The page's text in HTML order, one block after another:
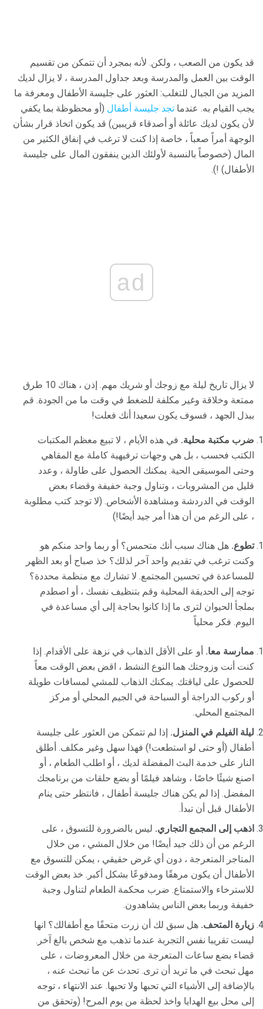
قد يكون من الصعب ، ولكن. لأنه بمجرد أن تتمكن من تقسيم
الوقت بين العمل والمدرسة وبعد جداول المدرسة ، لا يزال لديك
المزيد من الجبال للتغلب: العثور على جليسة الأطفال ومعرفة ما
يجب القيام به. عندما تجد جليسة أطفال (أو محظوظة بما يكفي
لأن يكون لديك عائلة أو أصدقاء قريبين) قد يكون اتخاذ قرار بشأن
الوجهة أمراً صعباً ، خاصة إذا كنت لا ترغب في إنفاق الكثير من
المال (خصوصاً بالنسبة لأولئك الذين ينفقون المال على جليسة
الأطفال) !).
ad
لا يزال تاريخ ليلة مع زوجك أو شريك مهم. إذن ، هناك 10 طرق
ممتعة وخلاقة وغير مكلفة للضغط في وقت ما من الجودة. قم
ببذل الجهد ، فسوف يكون سعيدا أنك فعلت!
ضرب مكتبة محلية. في هذه الأيام ، لا تبيع معظم المكتبات
الكتب فحسب ، بل هي وجهات ترفيهية كاملة مع المقاهي
وحتى الموسيقى الحية. يمكنك الحصول على طاولة ، وعدد
قليل من المشروبات ، وتناول وجبة خفيفة وقضاء بعض
الوقت في الدردشة ومشاهدة الأشخاص. (لا توجد كتب مطلوبة
، على الرغم من أن هذا أمر جيد أيضًا!)
تطوع. هل هناك سبب أنك متحمس؟ أو ربما واحد منكم هو
وكنت ترغب في تقديم واحد آخر لذلك؟ خذ صباح أو بعد الظهر
للمساعدة في تحسين المجتمع. لا تشارك مع منظمة محددة؟
توجه إلى الحديقة المحلية وقم بتنظيف نفسك ، أو اصطدم
بملجأ الحيوان لترى ما إذا كانوا بحاجة إلى أي مساعدة في
اليوم. فكر محلياً
ممارسة معا. أو على الأقل الذهاب في نزهة على الأقدام. إذا
كنت أنت وزوجتك هما النوع النشط ، اقض بعض الوقت معاً
للحصول على لياقتك. يمكنك الذهاب للمشي لمسافات طويلة
أو ركوب الدراجة أو السباحة في الجيم المحلي أو مركز
المجتمع المحلي.
ليلة الفيلم في المنزل. إذا لم تتمكن من العثور على جليسة
أطفال (أو حتى لو استطعت!) فهذا سهل وغير مكلف. أطلق
النار على خدمة البث المفضلة لديك ، أو اطلب الطعام ، أو
اصنع شيئًا خاصًا ، وشاهد فيلمًا أو بضع حلقات من برنامجك
المفضل. إذا لم يكن هناك جليسة أطفال ، فانتظر حتى ينام
الأطفال قبل أن تبدأ.
اذهب إلى المجمع التجاري. ليس بالضرورة للتسوق ، على
الرغم من أن ذلك جيد أيضًا! من خلال المشي ، من خلال
المتاجر المتعرجة ، دون أي غرض حقيقي ، يمكن للتسوق مع
الأطفال أن يكون مرهقًا ومدفوعًا بشكل أكبر. خذ بعض الوقت
للاسترخاء والاستمتاع. ضرب محكمة الطعام لتناول وجبة
خفيفة وربما بعض الناس يشاهدون.
زيارة المتحف. هل سبق لك أن زرت متحفًا مع أطفالك؟ انها
ليست تقريبا نفس التجربة عندما تذهب مع شخص بالغ آخر.
قضاء بضع ساعات المتعرجة من خلال المعروضات ، على
مهل تبحث في ما تريد أن ترى. تحدث عن ما تبحث عنه ،
بالإضافة إلى الأشياء التي تحبها ولا تحبها. عند الانتهاء ، توجه
إلى محل بيع الهدايا واخذ لحظة من يوم المرح! (وتحقق من